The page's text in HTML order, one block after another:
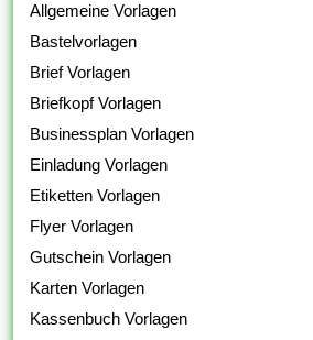
Allgemeine Vorlagen
Bastelvorlagen
Brief Vorlagen
Briefkopf Vorlagen
Businessplan Vorlagen
Einladung Vorlagen
Etiketten Vorlagen
Flyer Vorlagen
Gutschein Vorlagen
Karten Vorlagen
Kassenbuch Vorlagen